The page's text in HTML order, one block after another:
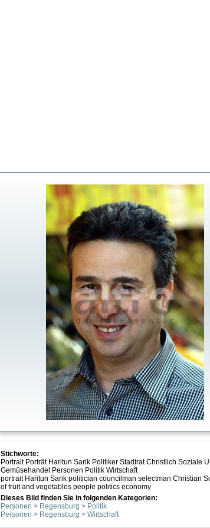
Stichworte:
Portrait Porträt Haritun Sarik Politiker Stadtrat Christlich Soziale
Gemüsehandel Personen Politik Wirtschaft
portrait Haritun Sarik politician councilman selectman Christian
of fruit and vegetables people politics economy
Dieses Bild finden Sie in folgenden Kategorien:
Personen > Regensburg > Politik
Personen > Regensburg > Wirtschaft